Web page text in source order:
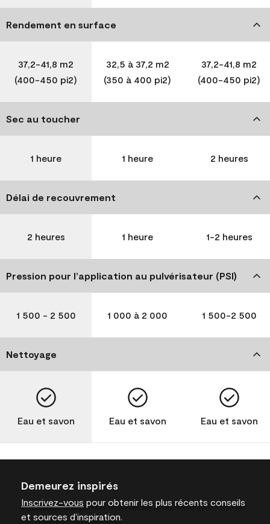
Rendement en surface
37,2-41,8 m2
(400-450 pi2)
32,5 à 37,2 m2
(350 à 400 pi2)
37,2-41,8 m2
(400-450 pi2)
Sec au toucher
1 heure 1 heure 2 heures
Délai de recouvrement
2 heures 1 heure 1-2 heures
Pression pour l’application au pulvérisateur (PSI)
1 500 - 2 500 1 000 à 2 000 1 500-2 500
Nettoyage
Eau et savon Eau et savon Eau et savon
Demeurez inspirés
Inscrivez-vous pour obtenir les plus récents conseils
et sources d’inspiration.